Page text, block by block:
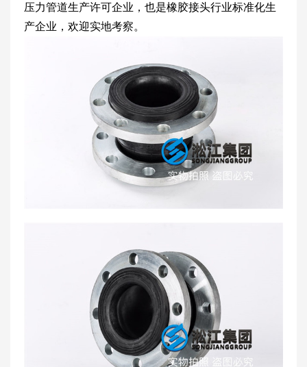
压力管道生产许可企业，也是橡胶接头行业标准化生
产企业，欢迎实地考察。